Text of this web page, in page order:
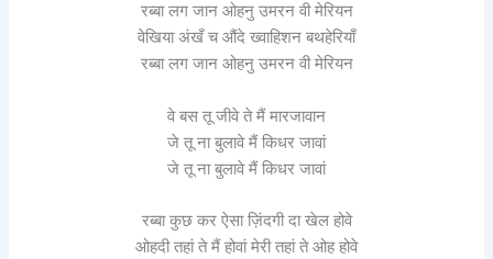
रब्बा लग जान ओहनु उमरन वी मेरियन
वेखिया अंखँ च औंदे ख्वाहिशन बथहेरियाँ
रब्बा लग जान ओहनु उमरन वी मेरियन
वे बस तू जीवे ते मैं मारजावान
जे तू ना बुलावे मैं किधर जावां
जे तू ना बुलावे मैं किधर जावां
रब्बा कुछ कर ऐसा ज़िंदगी दा खेल होवे
ओहदी तहां ते मैं होवां मेरी तहां ते ओह होवे